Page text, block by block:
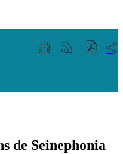
ImprimerGénérer
sur
de Seinephonia